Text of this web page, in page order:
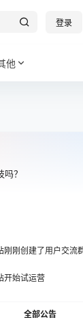
登录
他
？
刚创建了用户交流群
开始试运营
全部公告